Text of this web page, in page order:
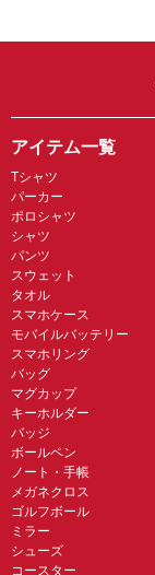
アイテム一覧
Tシャツ
パーカー
ポロシャツ
シャツ
パンツ
スウェット
タオル
スマホケース
モバイルバッテリー
スマホリング
バッグ
マグカップ
キーホルダー
バッジ
ボールペン
ノート・手帳
メガネクロス
ゴルフボール
ミラー
シューズ
コースター